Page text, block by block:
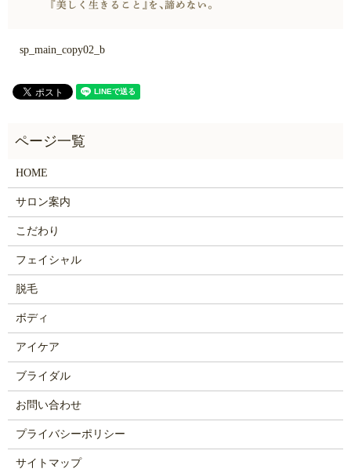
sp_main_copy02_b
HOME
サロン案内
こだわり
フェイシャル
脱毛
ボディ
アイケア
ブライダル
お問い合わせ
プライバシーポリシー
サイトマップ